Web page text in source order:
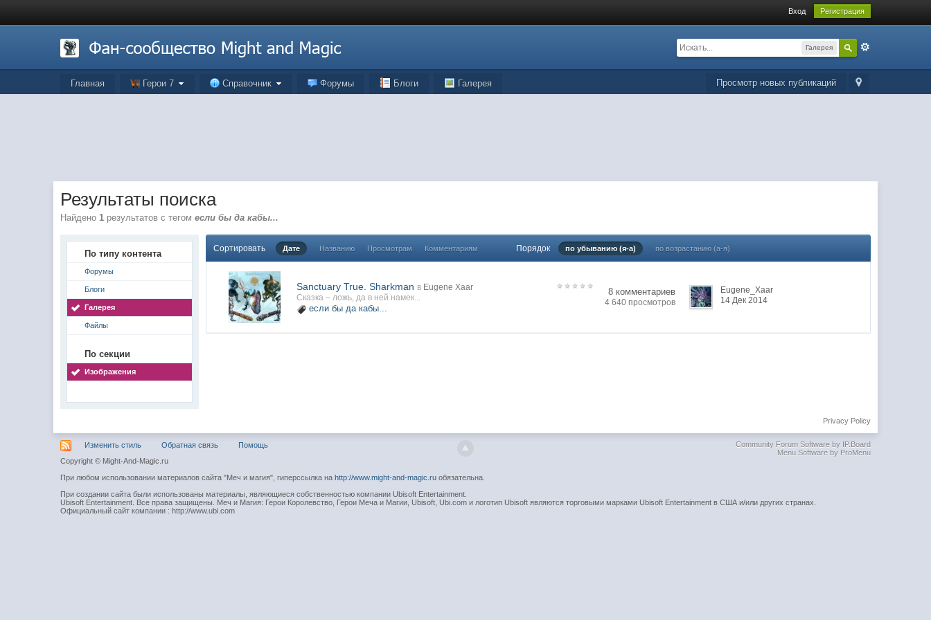
Вход Регистрация
Галерея
Просмотр новых публикаций
Главная Герои 7 Справочник Форумы Блоги Галерея
Результаты поиска
Найдено1 результатов с тегомесли бы да кабы...
По типу контента
Форумы
Блоги
Галерея
Файлы
По секции
Изображения
Сортировать Дате Названию Просмотрам Комментариям Порядок по убыванию (я-а) по возрастанию (а-я)
Sanctuary True. Sharkman в Eugene Xaar
Сказка – ложь, да в ней намек...
если бы да кабы...
8 комментариев
4 640 просмотров
Eugene_Xaar
14 Дек 2014
Privacy Policy
Изменить стиль Обратная связь Помощь
Community Forum Software by IP.Board
Menu Software by ProMenu
Copyright © Might-And-Magic.ru
При любом использовании материалов сайта "Меч и магия", гиперссылка наhttp://www.might-and-magic.ru обязательна.
При создании сайта были использованы материалы, являющиеся собственностью компании Ubisoft Entertainment.
Ubisoft Entertainment. Все права защищены. Меч и Магия: Герои Королевство, Герои Меча и Магии, Ubisoft, Ubi.com и логотип Ubisoft являются торговыми марками Ubisoft Entertainment в США и/или других странах.
Официальный сайт компании : http://www.ubi.com